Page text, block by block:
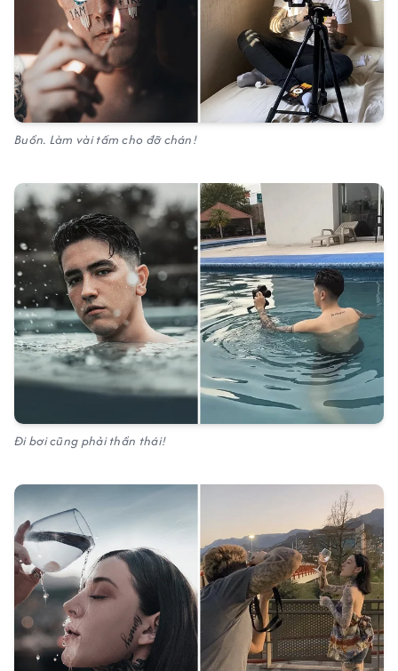
Buồn. Làm vài tấm cho đỡ chán!
Đi bơi cũng phải thần thái!